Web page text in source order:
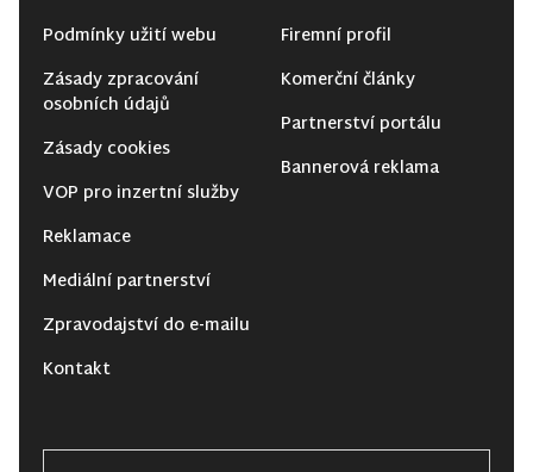
Podmínky užití webu
Zásady zpracování
osobních údajů
Zásady cookies
VOP pro inzertní služby
Reklamace
Mediální partnerství
Zpravodajství do e-mailu
Kontakt
Firemní profil
Komerční články
Partnerství portálu
Bannerová reklama